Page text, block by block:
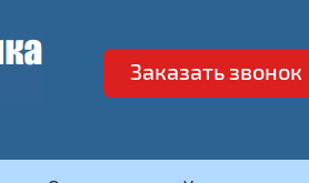
Заказать звонок